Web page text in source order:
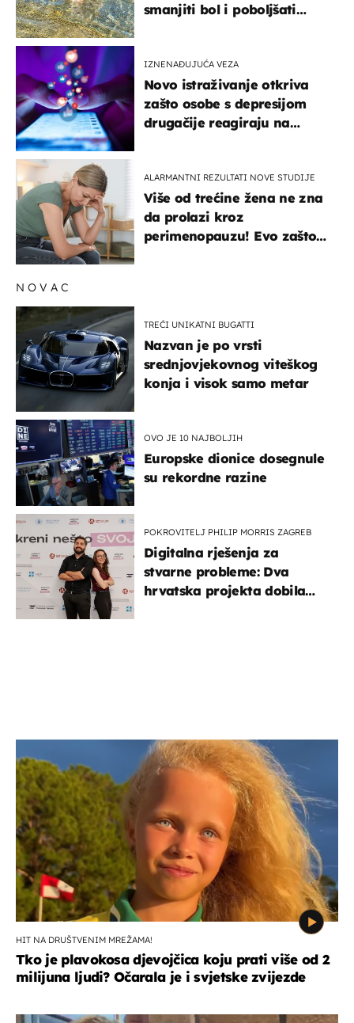
smanjiti bol i poboljšati
IZNENAĐUJUĆA VEZA
Novo istraživanje otkriva
zašto osobe s depresijom
drugačije reagiraju na
ALARMANTNI REZULTATI NOVE STUDIJE
Više od trećine žena ne zna
da prolazi kroz
perimenopauzu! Evo zašto
NOVAC
TREĆI UNIKATNI BUGATTI
Nazvan je po vrsti
srednjovjekovnog viteškog
konja i visok samo metar
OVO JE 10 NAJBOLJIH
Europske dionice dosegnule
su rekordne razine
POKROVITELJ PHILIP MORRIS ZAGREB
Digitalna rješenja za
stvarne probleme: Dva
hrvatska projekta dobila
HIT NA DRUŠTVENIM MREŽAMA!
Tko je plavokosa djevojčica koju prati više od 2
milijuna ljudi? Očarala je i svjetske zvijezde